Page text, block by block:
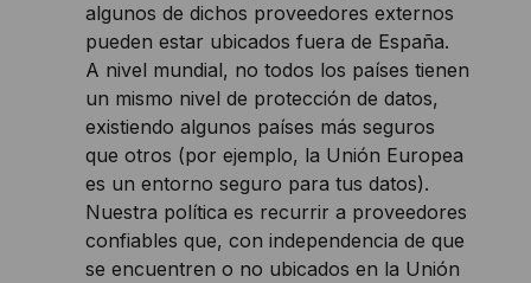
algunos de dichos proveedores externos
pueden estar ubicados fuera de España.
A nivel mundial, no todos los países tienen
un mismo nivel de protección de datos,
existiendo algunos países más seguros
que otros (por ejemplo, la Unión Europea
es un entorno seguro para tus datos).
Nuestra política es recurrir a proveedores
confiables que, con independencia de que
se encuentren o no ubicados en la Unión